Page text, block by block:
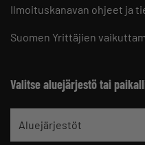
Ilmoituskanavan ohjeet ja
Suomen Yrittäjien
Valitse aluejärjestö tai
Aluejärjestöt